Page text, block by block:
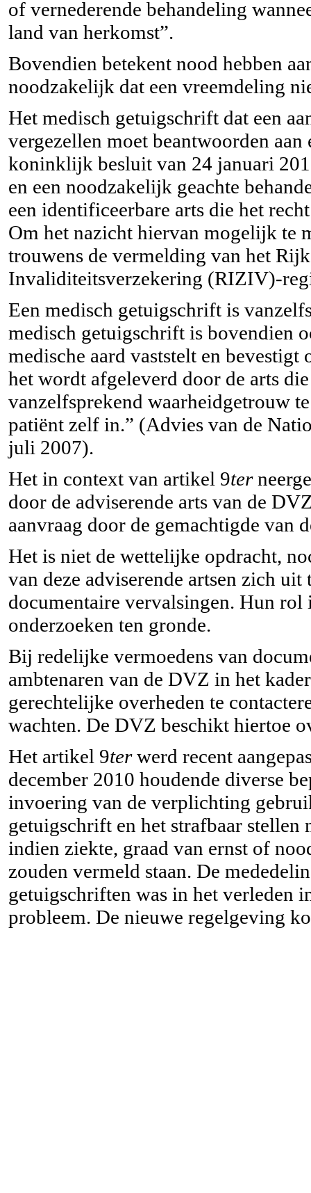
of vernederende behandeling
land van herkomst”.
Bovendien betekent nood hebben
noodzakelijk dat een vreemdeling
Het medisch getuigschrift dat een
vergezellen moet beantwoorden
koninklijk besluit van 24 januari
en een noodzakelijk geachte
een identificeerbare arts die het
Om het nazicht hiervan mogelijk te
trouwens de vermelding van het
Invaliditeitsverzekering (RIZIV)-
Een medisch getuigschrift is
medisch getuigschrift is bovendien
medische aard vaststelt en
het wordt afgeleverd door de arts
vanzelfsprekend waarheidgetrouw
patiënt zelf in.” (Advies van de
juli 2007).
Het in context van artikel 9ter
door de adviserende arts van de
aanvraag door de gemachtigde
Het is niet de wettelijke opdracht,
van deze adviserende artsen zich
documentaire vervalsingen. Hun
onderzoeken ten gronde.
Bij redelijke vermoedens van
ambtenaren van de DVZ in het
gerechtelijke overheden te
wachten. De DVZ beschikt hiertoe
Het artikel 9terwerd recent
december 2010 houdende diverse
invoering van de verplichting
getuigschrift en het strafbaar
indien ziekte, graad van ernst of
zouden vermeld staan. De
getuigschriften was in het verleden
probleem. De nieuwe regelgeving